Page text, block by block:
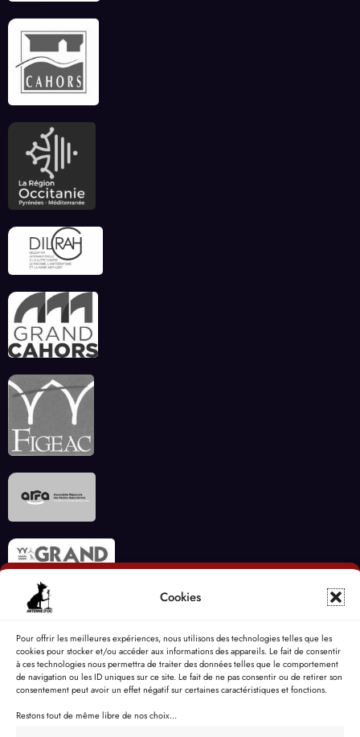
Cookies
Pour offrir les meilleures expériences, nous utilisons des technologies telles que les
cookies pour stocker et/ou accéder aux informations des appareils. Le fait de consentir
à ces technologies nous permettra de traiter des données telles que le comportement
de navigation ou les ID uniques sur ce site. Le fait de ne pas consentir ou de retirer son
consentement peut avoir un effet négatif sur certaines caractéristiques et fonctions.
Restons tout de même libre de nos choix...